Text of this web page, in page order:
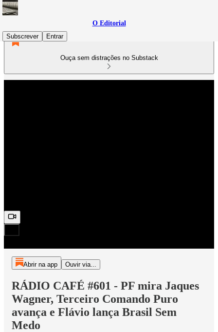
O Editorial
Subscrever
Entrar
Ouça sem distrações no Substack
Abrir na app Ouvir via...
RÁDIO CAFÉ #601 - PF mira Jaques
Wagner, Terceiro Comando Puro
avança e Flávio lança Brasil Sem
Medo